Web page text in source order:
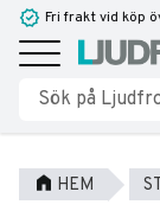
Meny
Fri frakt vid köp
HEM